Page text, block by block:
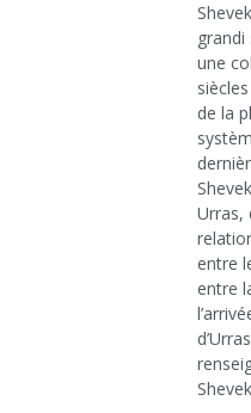
une
de la
Urras,
entre
entre